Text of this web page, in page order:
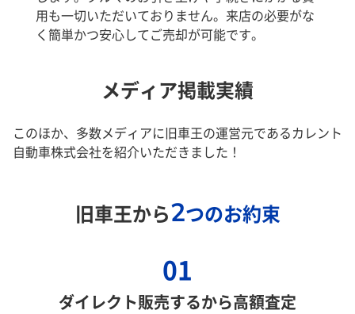
用も一切いただいておりません。来店の必要がな
く簡単かつ安心してご売却が可能です。
メディア掲載実績
このほか、多数メディアに旧車王の運営元であるカレント
自動車株式会社を紹介いただきました！
旧車王から2つのお約束
01
ダイレクト販売するから高額査定